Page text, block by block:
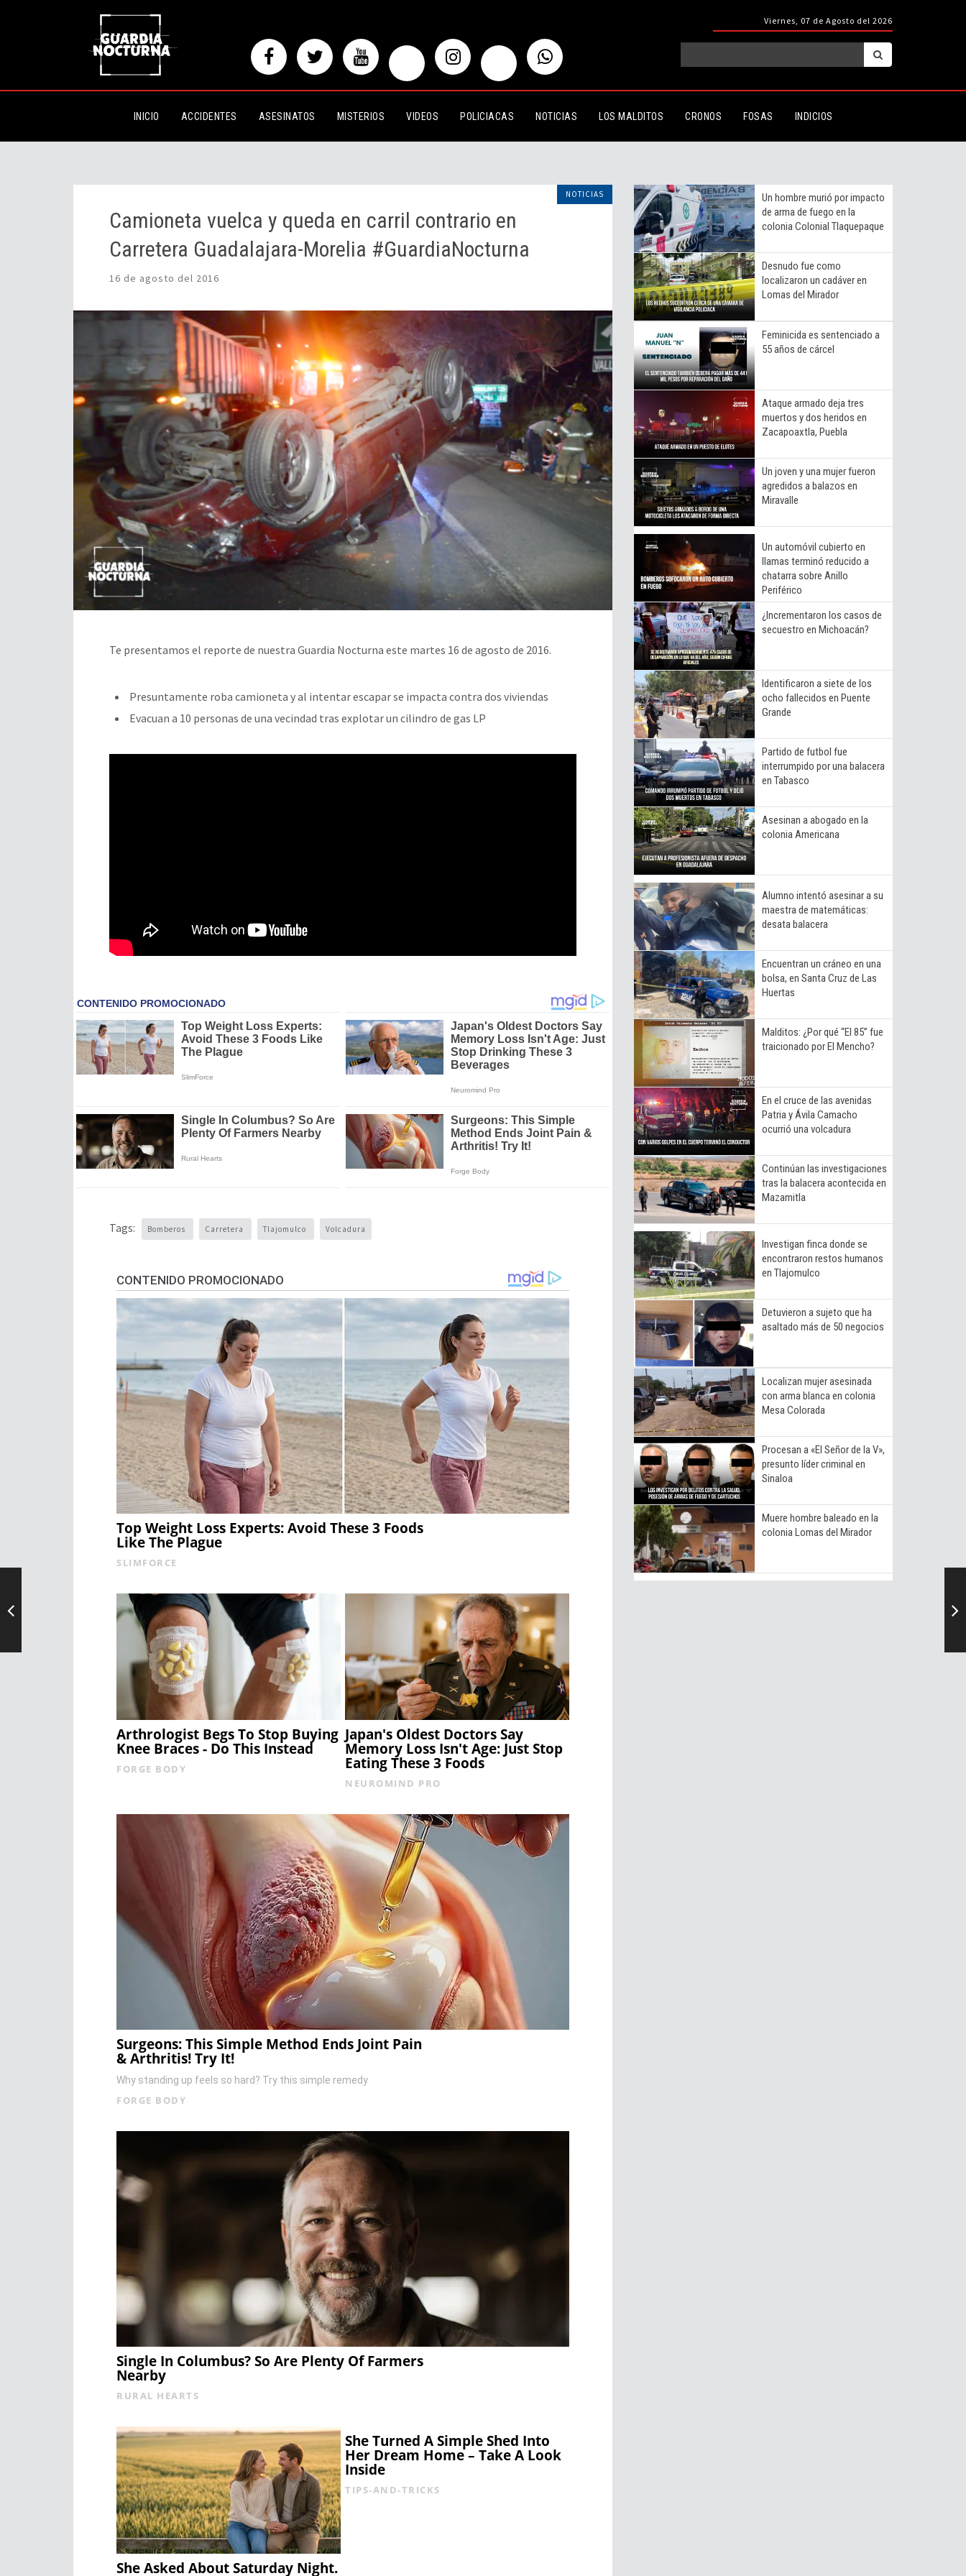
Viernes, 07 de Agosto del 2026
INICIO ACCIDENTES ASESINATOS MISTERIOS VIDEOS POLICIACAS NOTICIAS LOS MALDITOS CRONOS FOSAS INDICIOS
Camioneta vuelca y queda en carril contrario en Carretera Guadalajara-
Morelia #GuardiaNocturna
NOTICIAS
Camioneta vuelca y queda en carril contrario en
Carretera Guadalajara-Morelia #GuardiaNocturna
16 de agosto del 2016
Te presentamos el reporte de nuestra Guardia Nocturna este martes 16 de agosto de 2016.
Presuntamente roba camioneta y al intentar escapar se impacta contra dos viviendas
Evacuan a 10 personas de una vecindad tras explotar un cilindro de gas LP
Tags: Bomberos Carretera Tlajomulco Volcadura
CONTENIDO PROMOCIONADO
Top Weight Loss Experts: Avoid These 3 Foods
Like The Plague
SLIMFORCE
Arthrologist Begs To Stop Buying
Knee Braces - Do This Instead
FORGE BODY
Japan's Oldest Doctors Say
Memory Loss Isn't Age: Just Stop
Eating These 3 Foods
NEUROMIND PRO
Surgeons: This Simple Method Ends Joint Pain
& Arthritis! Try It!
Why standing up feels so hard? Try this simple remedy
FORGE BODY
Single In Columbus? So Are Plenty Of Farmers
Nearby
RURAL HEARTS
She Asked About Saturday Night.
She Turned A Simple Shed Into
Her Dream Home – Take A Look
Inside
TIPS-AND-TRICKS
Un hombre murió por impacto
de arma de fuego en la
colonia Colonial Tlaquepaque
Desnudo fue como
localizaron un cadáver en
Lomas del Mirador
Feminicida es sentenciado a
55 años de cárcel
Ataque armado deja tres
muertos y dos heridos en
Zacapoaxtla, Puebla
Un joven y una mujer fueron
agredidos a balazos en
Miravalle
Un automóvil cubierto en
llamas terminó reducido a
chatarra sobre Anillo
Periférico
¿Incrementaron los casos de
secuestro en Michoacán?
Identificaron a siete de los
ocho fallecidos en Puente
Grande
Partido de futbol fue
interrumpido por una balacera
en Tabasco
Asesinan a abogado en la
colonia Americana
Alumno intentó asesinar a su
maestra de matemáticas:
desata balacera
Encuentran un cráneo en una
bolsa, en Santa Cruz de Las
Huertas
Malditos: ¿Por qué “El 85” fue
traicionado por El Mencho?
En el cruce de las avenidas
Patria y Ávila Camacho
ocurrió una volcadura
Continúan las investigaciones
tras la balacera acontecida en
Mazamitla
Investigan finca donde se
encontraron restos humanos
en Tlajomulco
Detuvieron a sujeto que ha
asaltado más de 50 negocios
Localizan mujer asesinada
con arma blanca en colonia
Mesa Colorada
Procesan a «El Señor de la V»,
presunto líder criminal en
Sinaloa
Muere hombre baleado en la
colonia Lomas del Mirador